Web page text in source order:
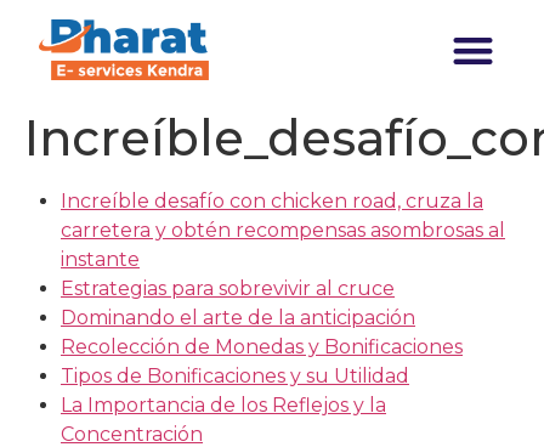
Increíble desafío con chicken road, cruza la
carretera y obtén recompensas asombrosas al
instante
Estrategias para sobrevivir al cruce
Dominando el arte de la anticipación
Recolección de Monedas y Bonificaciones
Tipos de Bonificaciones y su Utilidad
La Importancia de los Reflejos y la
Concentración